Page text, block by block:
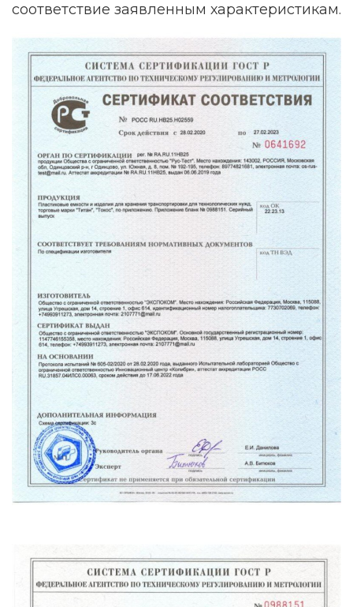
соответствие заявленным характеристикам.